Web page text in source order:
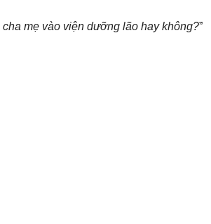
mẹ vào viện dưỡng lão hay không?”